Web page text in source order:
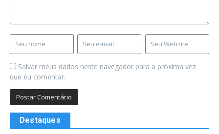
Salvar meus dados neste navegador para a próxima vez
que eu comentar.
Destaques